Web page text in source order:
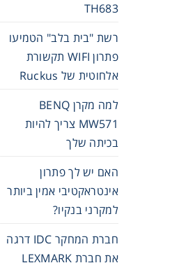
TH683
רשת "בית בלב" הטמיעו
פתרון WIFI תקשורת
אלחוטית של Ruckus
למה מקרן BENQ
MW571 צריך להיות
בכיתה שלך
האם יש לך פתרון
אינטראקטיבי אמין ביותר
למקרני בנקיו?
חברת המחקר IDC דרגה
את חברת LEXMARK